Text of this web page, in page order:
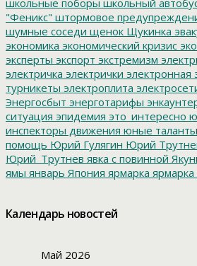
"Феникс" штормовое
шумные соседи щенок Щукинка
экономика экономический кризис
эксперты экспорт экстремизм
электричка электрички электронная
турникеты электроплита
Энергосбыт энерготарифы
ситуация эпидемия это_интересно
инспекторы движения юные таланты
помощь Юрий Гулягин Юрий
Юрий_Трутнев явка с повинной
ямы январь Япония ярмарка ярмарка
Календарь новостей
Май 2026